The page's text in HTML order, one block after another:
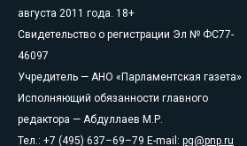
августа 2011 года. 18+
Свидетельство о регистрации Эл № ФС77-
46097
Учредитель — АНО «Парламентская газета»
Исполняющий обязанности главного
редактора — Абдуллаев М.Р.
Тел.: +7 (495) 637–69–79 E-mail: pg@pnp.ru